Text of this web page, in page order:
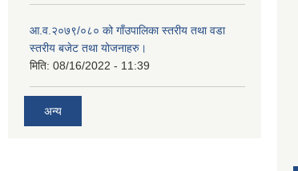
आ.व.२०७९/०८० को गाँउपालिका स्तरीय तथा वडा
स्तरीय बजेट तथा योजनाहरु।
मिति: 08/16/2022 - 11:39
अन्य